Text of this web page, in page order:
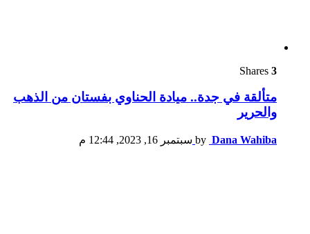
3
متألقة في جدة.. ميادة الحناوي بفستان من الذهب
والحرير
by Dana Wahiba سبتمبر 16, 2023, 12:44 م